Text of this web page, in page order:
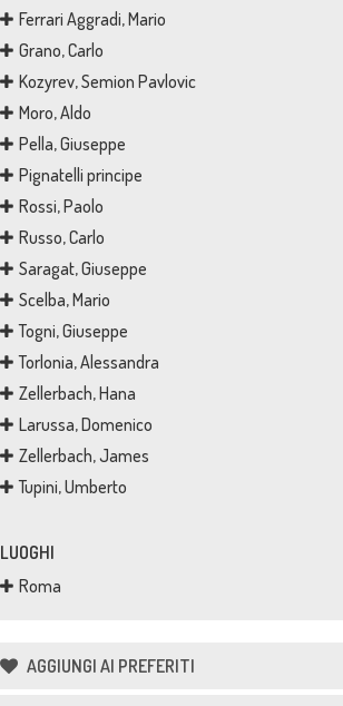
Ferrari Aggradi, Mario
Grano, Carlo
Kozyrev, Semion Pavlovic
Moro, Aldo
Pella, Giuseppe
Pignatelli principe
Rossi, Paolo
Russo, Carlo
Saragat, Giuseppe
Scelba, Mario
Togni, Giuseppe
Torlonia, Alessandra
Zellerbach, Hana
Larussa, Domenico
Zellerbach, James
Tupini, Umberto
LUOGHI
Roma
AGGIUNGI AI PREFERITI